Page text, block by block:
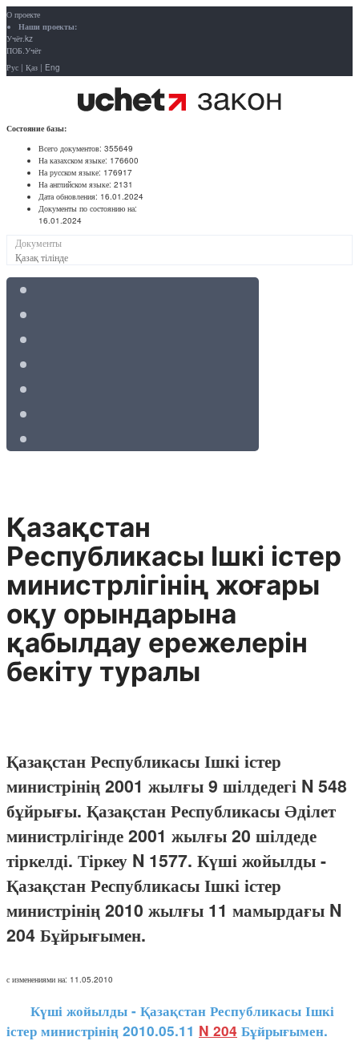
О проекте
Наши проекты:
Учёт.kz
ПОБ.Учёт
Рус | Қаз | Eng
Состояние базы:
Всего документов: 355649
На казахском языке: 176600
На русском языке: 176917
На английском языке: 2131
Дата обновления: 16.01.2024
Документы по состоянию на:
16.01.2024
Документы
Қазақ тілінде
Қазақстан
Республикасы Ішкі істер
министрлігінің жоғары
оқу орындарына
қабылдау ережелерін
бекіту туралы
Қазақстан Республикасы Ішкі істер
министрінің 2001 жылғы 9 шілдедегі N 548
бұйрығы. Қазақстан Республикасы Әділет
министрлігінде 2001 жылғы 20 шілдеде
тіркелді. Тіркеу N 1577. Күші жойылды -
Қазақстан Республикасы Ішкі істер
министрінің 2010 жылғы 11 мамырдағы N
204 Бұйрығымен.
с изменениями на: 11.05.2010
Күші жойылды - Қазақстан Республикасы Ішкі
істер министрінің 2010.05.11 N 204 Бұйрығымен.